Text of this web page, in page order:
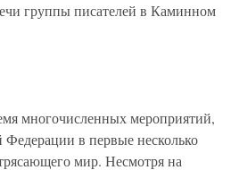
группы писателей в Каминном
многочисленных мероприятий,
Федерации в первые несколько
мир. Несмотря на